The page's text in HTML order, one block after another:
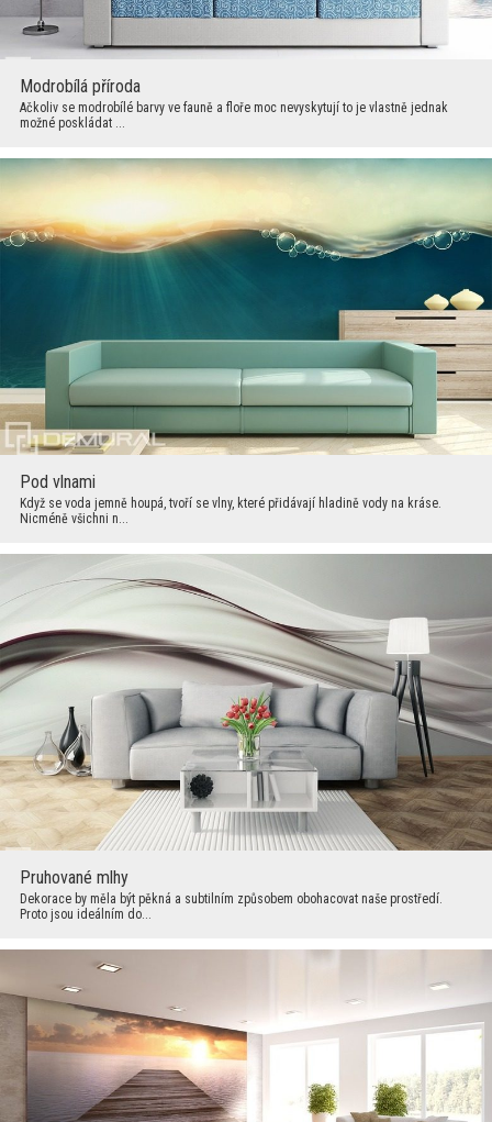
Modrobílá příroda
Ačkoliv se modrobílé barvy ve fauně a floře moc nevyskytují to je vlastně jednak
možné poskládat ...
Pod vlnami
Když se voda jemně houpá, tvoří se vlny, které přidávají hladině vody na kráse.
Nicméně všichni n...
Pruhované mlhy
Dekorace by měla být pěkná a subtilním způsobem obohacovat naše prostředí.
Proto jsou ideálním do...